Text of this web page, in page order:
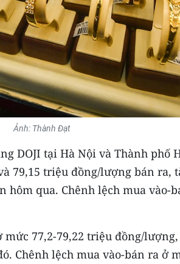
Ảnh: Thành Đạt
DOJI tại Hà Nội và Thành phố
79,15 triệu đồng/lượng bán ra,
hôm qua. Chênh lệch mua vào-
77,2-79,22 triệu đồng/
Chênh lệch mua vào-bán ra ở